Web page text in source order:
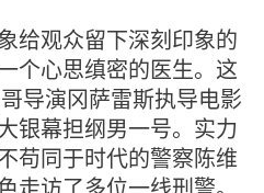
给观众留下深刻印象的
个心思缜密的医生。这
导演冈萨雷斯执导电影
银幕担纲男一号。实力
苟同于时代的警察陈维